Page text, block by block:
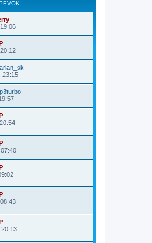
23:15